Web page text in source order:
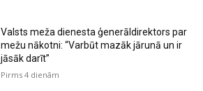
Valsts meža dienesta ģenerāldirektors par
mežu nākotni: “Varbūt mazāk jārunā un ir
jāsāk darīt”
Pirms 4 dienām